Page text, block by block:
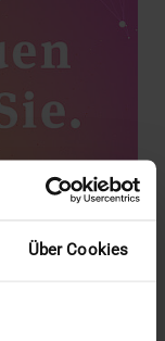
Über Cookies